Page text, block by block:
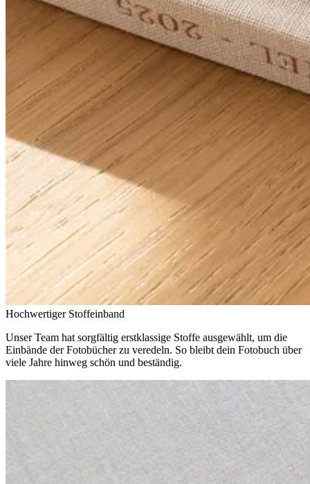
Hochwertiger Stoffeinband
Unser Team hat sorgfältig erstklassige Stoffe ausgewählt, um die
Einbände der Fotobücher zu veredeln. So bleibt dein Fotobuch über
viele Jahre hinweg schön und beständig.